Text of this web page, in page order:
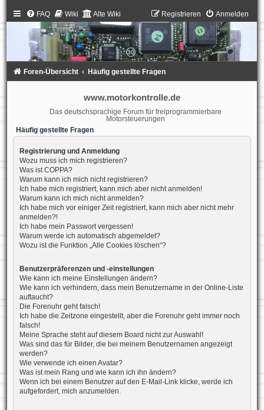
FAQ Wiki Alte Wiki Anmelden
Registrieren
Foren-Übersicht Häufig gestellte Fragen
www.motorkontrolle.de
Das deutschsprachige Forum für freiprogrammierbare
Motorsteuerungen
Häufig gestellte Fragen
Registrierung und Anmeldung
Wozu muss ich mich registrieren?
Was ist COPPA?
Warum kann ich mich nicht registrieren?
Ich habe mich registriert, kann mich aber nicht anmelden!
Warum kann ich mich nicht anmelden?
Ich habe mich vor einiger Zeit registriert, kann mich aber nicht mehr
anmelden?!
Ich habe mein Passwort vergessen!
Warum werde ich automatisch abgemeldet?
Wozu ist die Funktion „Alle Cookies löschen“?
Benutzerpräferenzen und -einstellungen
Wie kann ich meine Einstellungen ändern?
Wie kann ich verhindern, dass mein Benutzername in der Online-Liste
auftaucht?
Die Forenuhr geht falsch!
Ich habe die Zeitzone eingestellt, aber die Forenuhr geht immer noch
falsch!
Meine Sprache steht auf diesem Board nicht zur Auswahl!
Was sind das für Bilder, die bei meinem Benutzernamen angezeigt
werden?
Wie verwende ich einen Avatar?
Was ist mein Rang und wie kann ich ihn ändern?
Wenn ich bei einem Benutzer auf den E-Mail-Link klicke, werde ich
aufgefordert, mich anzumelden.